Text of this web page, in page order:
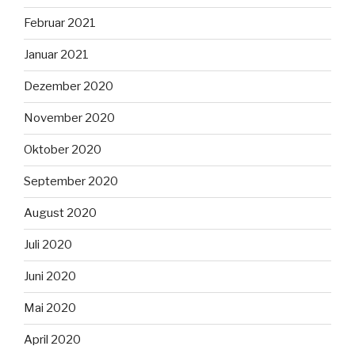
Februar 2021
Januar 2021
Dezember 2020
November 2020
Oktober 2020
September 2020
August 2020
Juli 2020
Juni 2020
Mai 2020
April 2020